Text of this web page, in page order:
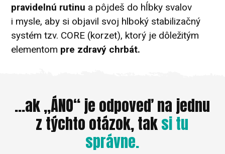
pravidelnú rutinu a pôjdeš do hĺbky svalov
i mysle, aby si objavil svoj hlboký stabilizačný
systém tzv. CORE (korzet), ktorý je dôležitým
elementom pre zdravý chrbát.
...ak „ÁNO“ je odpoveď na jednu
z týchto otázok, taksi tu
správne.